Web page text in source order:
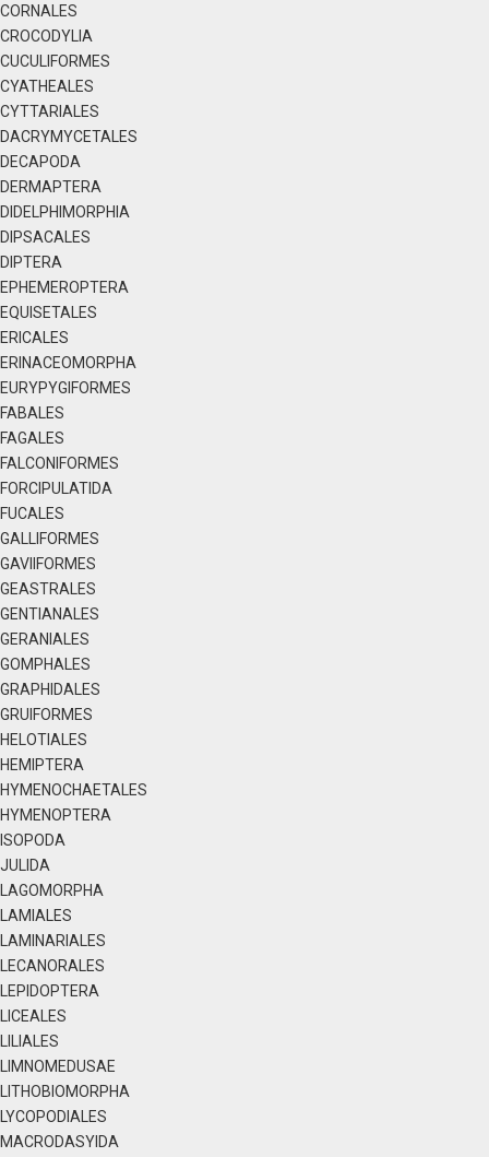
CORNALES
CROCODYLIA
CUCULIFORMES
CYATHEALES
CYTTARIALES
DACRYMYCETALES
DECAPODA
DERMAPTERA
DIDELPHIMORPHIA
DIPSACALES
DIPTERA
EPHEMEROPTERA
EQUISETALES
ERICALES
ERINACEOMORPHA
EURYPYGIFORMES
FABALES
FAGALES
FALCONIFORMES
FORCIPULATIDA
FUCALES
GALLIFORMES
GAVIIFORMES
GEASTRALES
GENTIANALES
GERANIALES
GOMPHALES
GRAPHIDALES
GRUIFORMES
HELOTIALES
HEMIPTERA
HYMENOCHAETALES
HYMENOPTERA
ISOPODA
JULIDA
LAGOMORPHA
LAMIALES
LAMINARIALES
LECANORALES
LEPIDOPTERA
LICEALES
LILIALES
LIMNOMEDUSAE
LITHOBIOMORPHA
LYCOPODIALES
MACRODASYIDA